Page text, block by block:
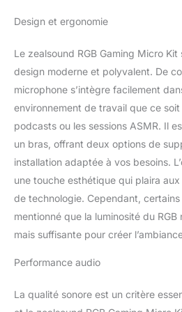
Zoom/Teams, Gaming,
Qualité Studio Pro
enregistrement cristallin,
Capsule cardioïde + filtre
détachable, Réduction
Support shockmount inclus
perturbations. Mico
Polyvalence Pro, ideal pour
(Twitch, TikTok Live)
enregistrement vocal,
ligne (Zoom, Teams),
jeu)
RGB Lumière
Intelligent
: Ce RGB
plongez dans l'immersion
7 couleurs arc-en-ciel en
Tactile : Court clic = Le
rouge (mode silencieux
Design et ergonomie
Le zealsound RGB Gaming Micro
design moderne et polyvalent. De
microphone s’intègre facilement
environnement de travail que ce
podcasts ou les sessions ASMR. Il
un bras, offrant deux options de
installation adaptée à vos besoins.
une touche esthétique qui plaira
de technologie. Cependant,
mentionné que la luminosité du RGB
mais suffisante pour créer
Performance audio
La qualité sonore est un critère